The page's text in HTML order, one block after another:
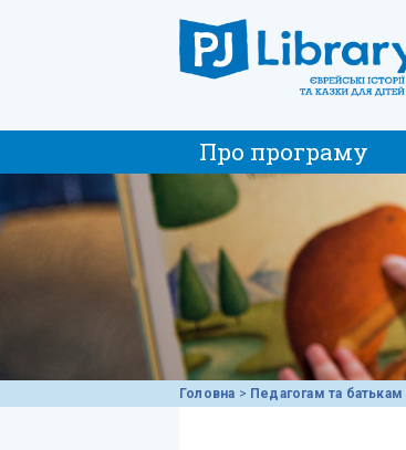
Про програму
Головна > Педагогам та батькам